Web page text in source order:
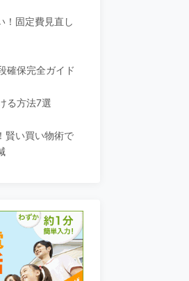
！固定費見直し
確保完全ガイド
る方法7選
賢い買い物術で